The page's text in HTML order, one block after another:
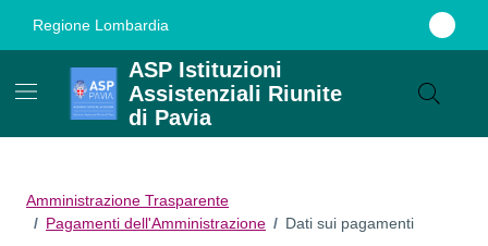
Regione Lombardia
ASP Istituzioni
Assistenziali Riunite
di Pavia
Amministrazione Trasparente
/ Pagamenti dell'Amministrazione / Dati sui pagamenti